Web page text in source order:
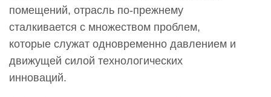
помещений, отрасль по-прежнему
сталкивается с множеством проблем,
которые служат одновременно давлением и
движущей силой технологических
инноваций.